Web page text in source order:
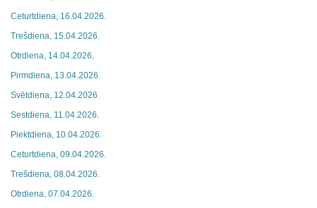
Ceturtdiena, 16.04.2026.
Trešdiena, 15.04.2026.
Otrdiena, 14.04.2026.
Pirmdiena, 13.04.2026.
Svētdiena, 12.04.2026.
Sestdiena, 11.04.2026.
Piektdiena, 10.04.2026.
Ceturtdiena, 09.04.2026.
Trešdiena, 08.04.2026.
Otrdiena, 07.04.2026.